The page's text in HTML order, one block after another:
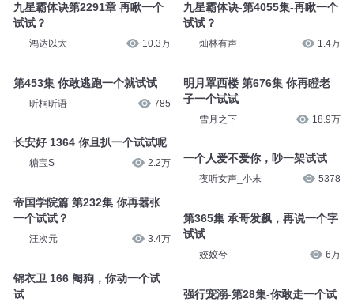
九星霸体诀第2291章 再瞅一个
试试？
鸿达以太 10.3万
第453集 你敢逃跑一个就试试
昕桐昕语 785
长安好 1364 你且扒一个试试呢
糖宝S 2.2万
帝国学院篇 第232集 你再嚣张
一个试试？
汪次元 3.4万
锦衣卫 166 阉狗，你动一个试
试
九星霸体诀-第4055集-再瞅一个
试试？
灿林有声 1.4万
明月罩西楼 第676集 你再瞪老
子一个试试
雪月之下 18.9万
一个人爱不爱你，吵一架试试
夜听女声_小末 5378
第365集 承哥发飙，再说一个字
试试
姣姣兮 6万
强行宠溺-第28集-你敢走一个试